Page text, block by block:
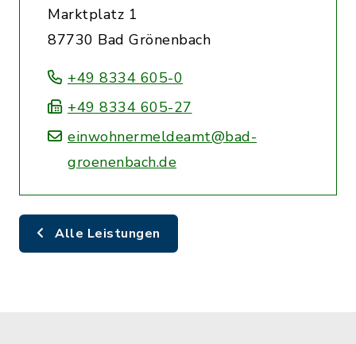
Marktplatz 1
87730 Bad Grönenbach
+49 8334 605-0
+49 8334 605-27
einwohnermeldeamt@bad-
groenenbach.de
Alle Leistungen